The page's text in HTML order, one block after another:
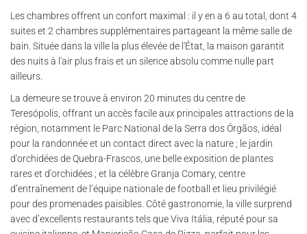
Les chambres offrent un confort maximal : il y en a 6 au total, dont 4
suites et 2 chambres supplémentaires partageant la même salle de
bain. Située dans la ville la plus élevée de l'État, la maison garantit
des nuits à l'air plus frais et un silence absolu comme nulle part
ailleurs.
La demeure se trouve à environ 20 minutes du centre de
Teresópolis, offrant un accès facile aux principales attractions de la
région, notamment le Parc National de la Serra dos Órgãos, idéal
pour la randonnée et un contact direct avec la nature ; le jardin
d'orchidées de Quebra-Frascos, une belle exposition de plantes
rares et d'orchidées ; et la célèbre Granja Comary, centre
d’entraînement de l’équipe nationale de football et lieu privilégié
pour des promenades paisibles. Côté gastronomie, la ville surprend
avec d’excellents restaurants tels que Viva Itália, réputé pour sa